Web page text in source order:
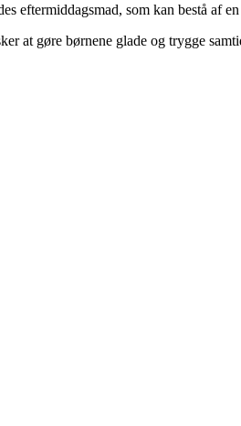
eftermiddagsmad, som kan bestå af
at gøre børnene glade og trygge